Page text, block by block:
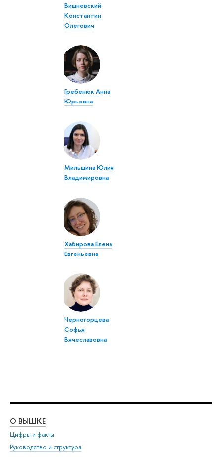
Вишневский
Константин
Олегович
Гребенюк Анна
Юрьевна
Мильшина Юлия
Владимировна
Хабирова Елена
Евгеньевна
Черногорцева
Софья
Вячеславовна
О ВЫШКЕ
Цифры и факты
Руководство и структура